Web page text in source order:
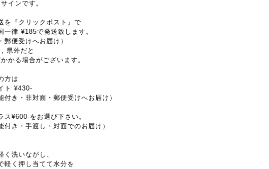
インです。
を『クリックポスト』で
一律 ¥185で発送致します。
郵便受けへお届け）
県外だと
かる場合がございます。
方は
ト ¥430-
付き・非対面・郵便受けへお届け）
ス¥600-をお選び下さい。
付き・手渡し・対面でのお届け）
く洗いながし、
軽く押し当てて水分を